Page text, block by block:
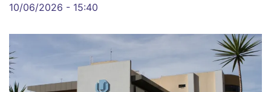
10/06/2026 - 15:40